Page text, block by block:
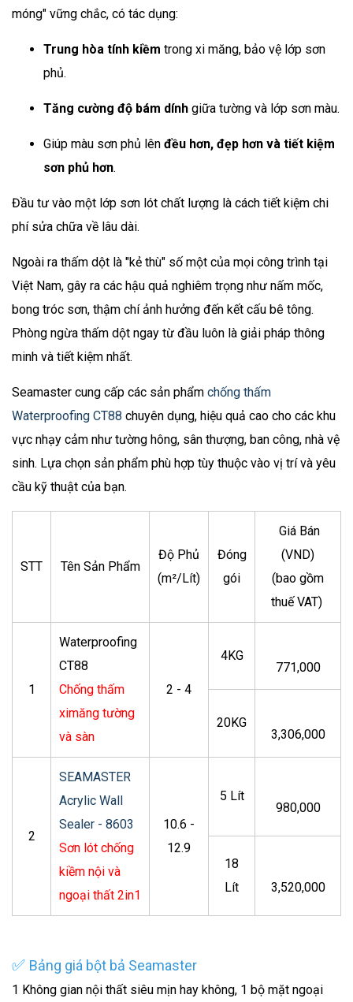
móng" vững chắc, có tác dụng:
Trung hòa tính kiềm trong xi măng, bảo vệ lớp sơn
phủ.
Tăng cường độ bám dính giữa tường và lớp sơn màu.
Giúp màu sơn phủ lên đều hơn, đẹp hơn và tiết kiệm
sơn phủ hơn.
Đầu tư vào một lớp sơn lót chất lượng là cách tiết kiệm chi
phí sửa chữa về lâu dài.
Ngoài ra thấm dột là "kẻ thù" số một của mọi công trình tại
Việt Nam, gây ra các hậu quả nghiêm trọng như nấm mốc,
bong tróc sơn, thậm chí ảnh hưởng đến kết cấu bê tông.
Phòng ngừa thấm dột ngay từ đầu luôn là giải pháp thông
minh và tiết kiệm nhất.
Seamaster cung cấp các sản phẩm chống thấm
Waterproofing CT88 chuyên dụng, hiệu quả cao cho các khu
vực nhạy cảm như tường hông, sân thượng, ban công, nhà vệ
sinh. Lựa chọn sản phẩm phù hợp tùy thuộc vào vị trí và yêu
cầu kỹ thuật của bạn.
STT Tên Sản Phẩm
Độ Phủ
(m²/Lít)
Đóng
gói
Giá Bán
(VND)
(bao gồm
thuế VAT)
1
Waterproofing
CT88
Chống thấm
ximăng tường
và sàn
2 - 4
4KG
771,000
20KG
3,306,000
2
SEAMASTER
Acrylic Wall
Sealer - 8603
Sơn lót chống
kiềm nội và
ngoại thất 2in1
10.6 -
12.9
5 Lít
980,000
18
Lít
3,520,000
✅ Bảng giá bột bả Seamaster
1 Không gian nội thất siêu mịn hay không, 1 bộ mặt ngoại